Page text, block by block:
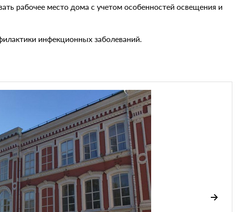
рабочее место дома с учетом особенностей освещения и
инфекционных заболеваний.